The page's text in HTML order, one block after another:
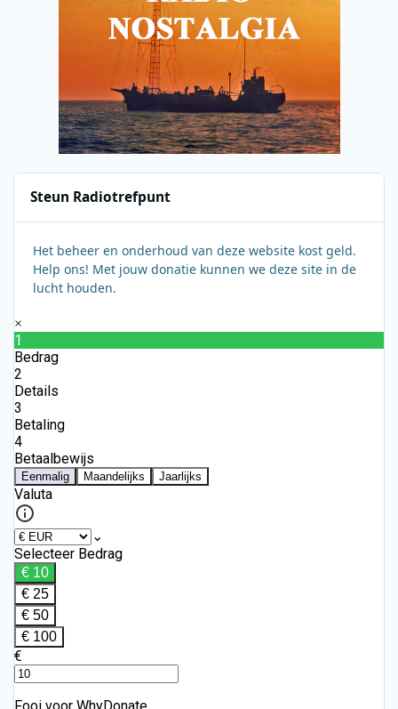
Steun Radiotrefpunt
Het beheer en onderhoud van deze website kost geld.
Help ons! Met jouw donatie kunnen we deze site in de
lucht houden.